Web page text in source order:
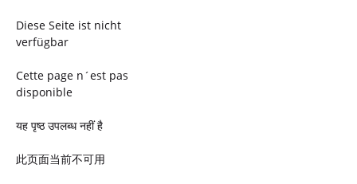
Diese Seite ist nicht
verfügbar
Cette page n´est pas
disponible
यह पृष्ठ उपलब्ध नहीं है
此页面当前不可用